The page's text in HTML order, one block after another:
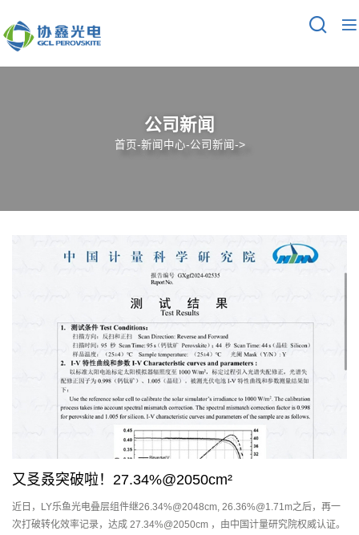
公司新闻
首页-新闻中心-公司新闻->
又㕛叒突破啦！27.34%@2050cm²
近日，LY乐鱼光电叠层组件继26.34%@2048cm, 26.36%@1.71m之后，再一
次打破转化效率记录，达成 27.34%@2050cm ，由中国计量研究院权威认证。